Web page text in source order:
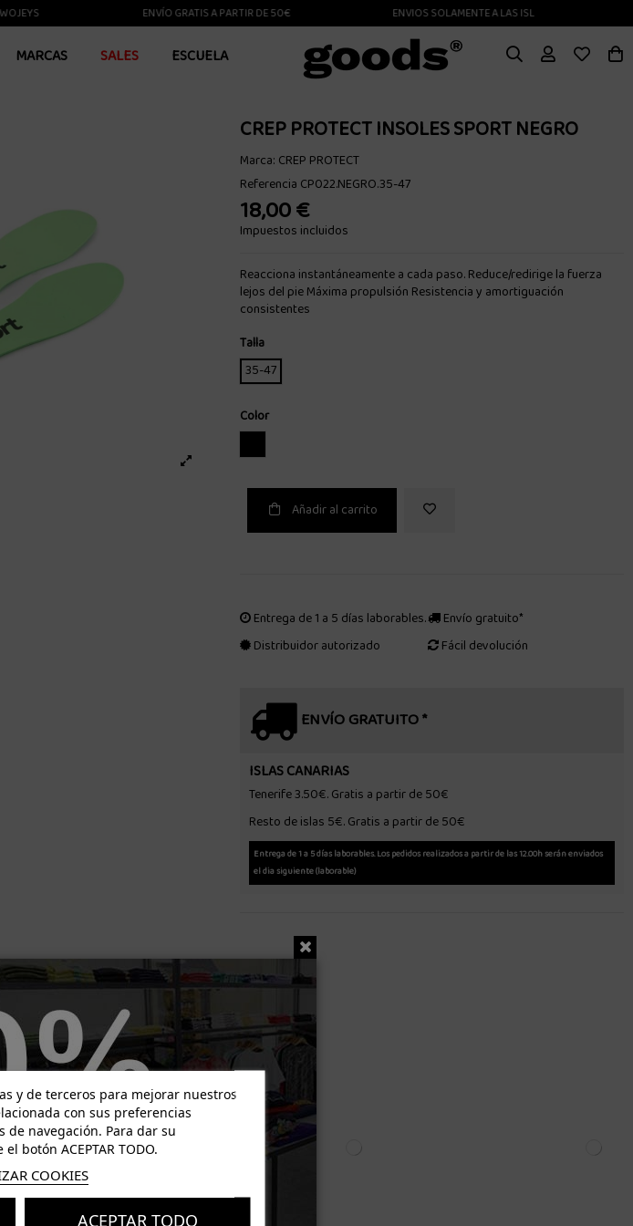
ENVÍO GRATIS A PARTIR DE 50€ ENVIOS SOLAMENTE A LAS ISLAS CANARIAS
MARCAS SALES ESCUELA
CREP PROTECT INSOLES SPORT NEGRO
Marca: CREP PROTECT
Referencia CP022.NEGRO.35-47
18,00 €
Impuestos incluidos
Reacciona instantáneamente a cada paso. Reduce/redirige la fuerza
lejos del pie Máxima propulsión Resistencia y amortiguación
consistentes
Talla
35-47
Color
Añadir al carrito
Entrega de 1 a 5 días laborables.
Distribuidor autorizado
Envío gratuito*
Fácil devolución
ENVÍO GRATUITO *
ISLAS CANARIAS
Tenerife 3.50€. Gratis a partir de 50€
Resto de islas 5€. Gratis a partir de 50€
Entrega de 1 a 5 días laborables. Los pedidos realizados a partir de las 12.00h serán enviados
el dia siguiente (laborable)
y de terceros para mejorar nuestros
con sus preferencias
de navegación. Para dar su
botón ACEPTAR TODO.
COOKIES
ACEPTAR TODO